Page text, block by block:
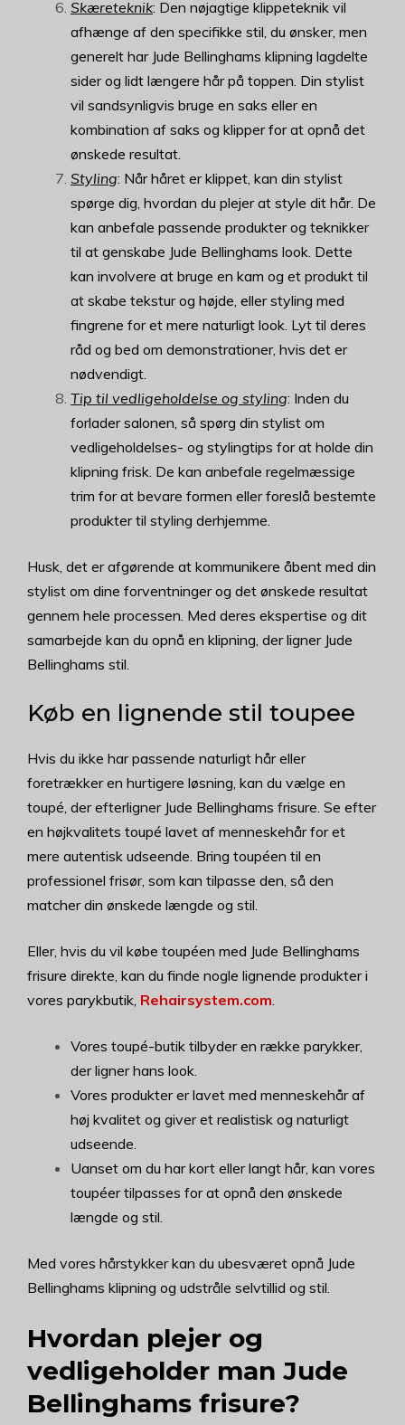
Skæreteknik: Den nøjagtige klippeteknik vil
afhænge af den specifikke stil, du ønsker, men
generelt har Jude Bellinghams klipning lagdelte
sider og lidt længere hår på toppen. Din stylist
vil sandsynligvis bruge en saks eller en
kombination af saks og klipper for at opnå det
ønskede resultat.
Styling: Når håret er klippet, kan din stylist
spørge dig, hvordan du plejer at style dit hår. De
kan anbefale passende produkter og teknikker
til at genskabe Jude Bellinghams look. Dette
kan involvere at bruge en kam og et produkt til
at skabe tekstur og højde, eller styling med
fingrene for et mere naturligt look. Lyt til deres
råd og bed om demonstrationer, hvis det er
nødvendigt.
Tip til vedligeholdelse og styling: Inden du
forlader salonen, så spørg din stylist om
vedligeholdelses- og stylingtips for at holde din
klipning frisk. De kan anbefale regelmæssige
trim for at bevare formen eller foreslå bestemte
produkter til styling derhjemme.
Husk, det er afgørende at kommunikere åbent med din
stylist om dine forventninger og det ønskede resultat
gennem hele processen. Med deres ekspertise og dit
samarbejde kan du opnå en klipning, der ligner Jude
Bellinghams stil.
Køb en lignende stil toupee
Hvis du ikke har passende naturligt hår eller
foretrækker en hurtigere løsning, kan du vælge en
toupé, der efterligner Jude Bellinghams frisure. Se efter
en højkvalitets toupé lavet af menneskehår for et
mere autentisk udseende. Bring toupéen til en
professionel frisør, som kan tilpasse den, så den
matcher din ønskede længde og stil.
Eller, hvis du vil købe toupéen med Jude Bellinghams
frisure direkte, kan du finde nogle lignende produkter i
vores parykbutik, Rehairsystem.com.
Vores toupé-butik tilbyder en række parykker,
der ligner hans look.
Vores produkter er lavet med menneskehår af
høj kvalitet og giver et realistisk og naturligt
udseende.
Uanset om du har kort eller langt hår, kan vores
toupéer tilpasses for at opnå den ønskede
længde og stil.
Med vores hårstykker kan du ubesværet opnå Jude
Bellinghams klipning og udstråle selvtillid og stil.
Hvordan plejer og
vedligeholder man Jude
Bellinghams frisure?